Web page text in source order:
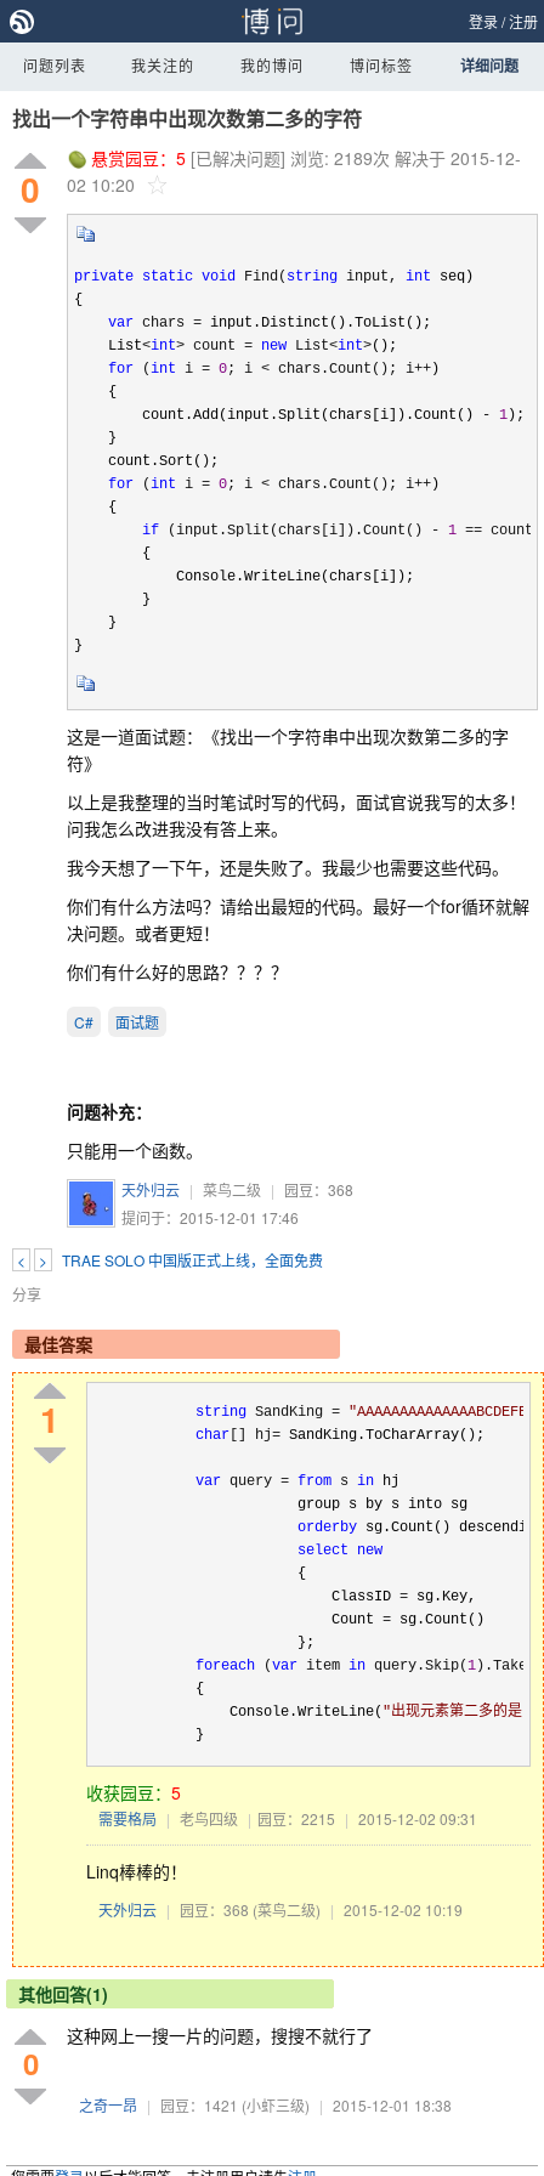
登录/注册
问题列表 我关注的 我的博问 博问标签 详细问题
找出一个字符串中出现次数第二多的字符
0
悬赏园豆： 5 [已解决问题] 浏览: 2189次 解决于 2015-12-
02 10:20
private static void Find( string input, int seq)
{
var chars = input.Distinct().ToList();
    List
<int> count = new List<int>();
for (int i = 0; i < chars.Count(); i++)
    {
        count.Add(input.Split(chars[i]).Count()
- 1);
    }
    count.Sort();
for (int i = 0; i < chars.Count(); i++)
    {
if (input.Split(chars[i]).Count() - 1 ==
        {
            Console.WriteLine(chars[i]);
        }
    }
}
这是一道面试题：《找出一个字符串中出现次数第二多的字
符》
以上是我整理的当时笔试时写的代码，面试官说我写的太多！
问我怎么改进我没有答上来。
我今天想了一下午，还是失败了。我最少也需要这些代码。
你们有什么方法吗？请给出最短的代码。最好一个for循环就解
决问题。或者更短！
你们有什么好的思路？？？？
C# 面试题
问题补充：
只能用一个函数。
天外归云 | 菜鸟二级 | 园豆： 368
提问于：2015-12-01 17:46
< >
TRAE SOLO 中国版正式上线，全面免费
分享
最佳答案
1 string SandKing = "
char [] hj= SandKing.ToCharArray();
var query = from s in hj
                        group s by s into sg
orderby sg.Count() descending
select
new
                        {
                            ClassID
= sg.Key,
                            Count
= sg.Count()
                        };
foreach (var item in query.Skip(1).Take(
1
            {
                Console.WriteLine(
"出现元素第二多的是：
"
            }
收获园豆： 5
需要格局 | 老鸟四级 | 园豆：2215 | 2015-12-02 09:31
Linq棒棒的！
天外归云 | 园豆：368 (菜鸟二级) | 2015-12-02 10:19
其他回答(1)
0
这种网上一搜一片的问题，搜搜不就行了
之奇一昂 | 园豆：1421 (小虾三级) | 2015-12-01 18:38